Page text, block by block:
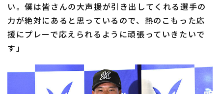
い。僕は皆さんの大声援が引き出してくれる選手の
力が絶対にあると思っているので、熱のこもった応
援にプレーで応えられるように頑張っていきたいで
す」